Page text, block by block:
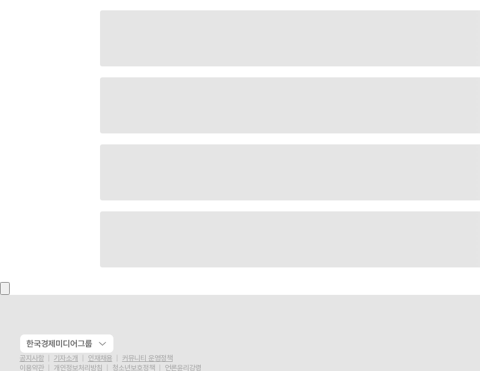
한국경제미디어그룹
공지사항 기자소개 인재채용
커뮤니티 운영정책
이용약관
개인정보처리방침 청소년보호정책 언론윤리강령